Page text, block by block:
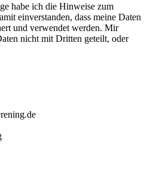
habe ich die Hinweise zum
einverstanden, dass meine Daten
und verwendet werden. Mir
nicht mit Dritten geteilt, oder